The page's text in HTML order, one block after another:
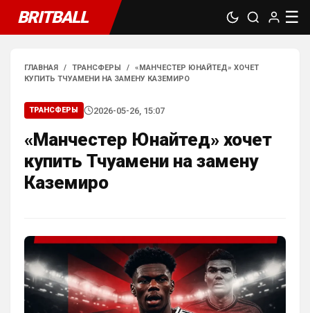
BRITBALL ☰
ГЛАВНАЯ / ТРАНСФЕРЫ /
«МАНЧЕСТЕР ЮНАЙТЕД» ХОЧЕТ
КУПИТЬ ТЧУАМЕНИ НА ЗАМЕНУ КАЗЕМИРО
ТРАНСФЕРЫ 2026-05-26, 15:07
«Манчестер Юнайтед» хочет
купить Тчуамени на замену
Каземиро